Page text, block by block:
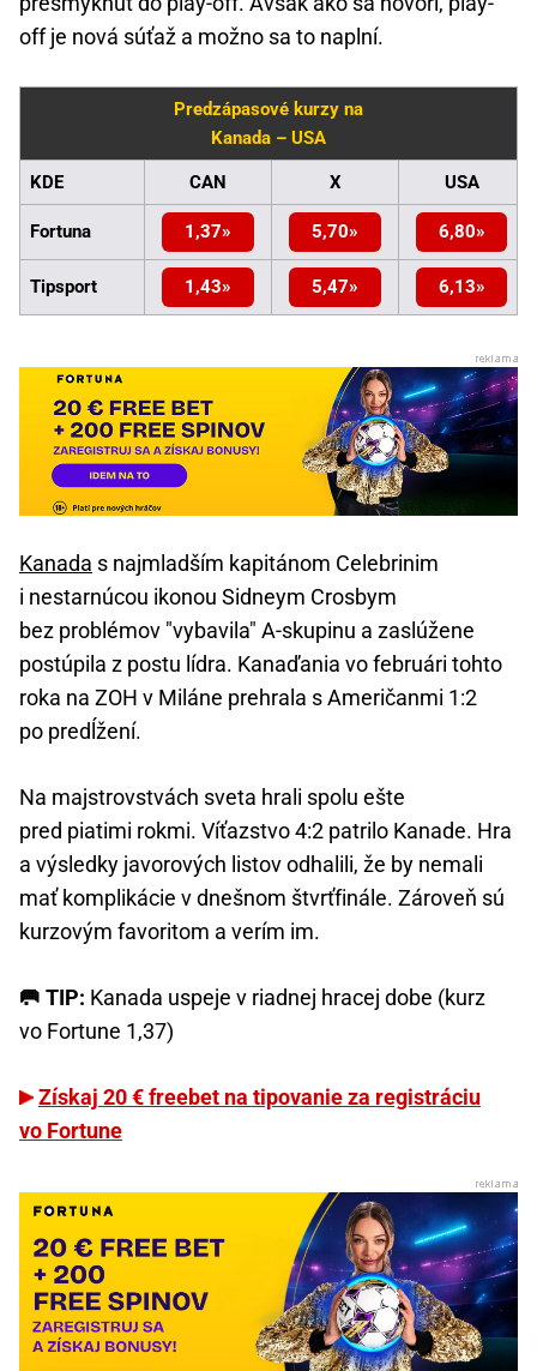
off je nová súťaž a možno sa to naplní.
Predzápasové kurzy na
Kanada – USA
KDE CAN X USA
Fortuna 1,37 5,70 6,80
Tipsport 1,43 5,47 6,13
Kanada s najmladším kapitánom Celebrinim
i nestarnúcou ikonou Sidneym Crosbym
bez problémov "vybavila" A-skupinu a zaslúžene
postúpila z postu lídra. Kanaďania vo februári tohto
roka na ZOH v Miláne prehrala s Američanmi 1:2
po predĺžení.
Na majstrovstvách sveta hrali spolu ešte
pred piatimi rokmi. Víťazstvo 4:2 patrilo Kanade. Hra
a výsledky javorových listov odhalili, že by nemali
mať komplikácie v dnešnom štvrťfinále. Zároveň sú
kurzovým favoritom a verím im.
🥅 TIP: Kanada uspeje v riadnej hracej dobe (kurz
vo Fortune 1,37)
Získaj 20 € freebet na tipovanie za registráciu
vo Fortune